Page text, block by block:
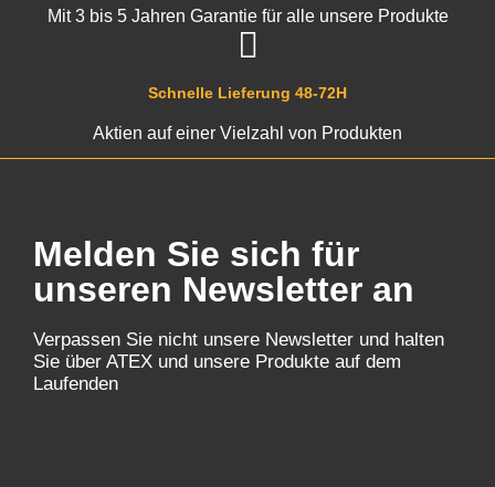
Schnelle Lieferung 48-72H
Aktien auf einer Vielzahl von Produkten
Mit 3 bis 5 Jahren Garantie für alle unsere Produkte
Melden Sie sich für
unseren Newsletter an
Verpassen Sie nicht unsere Newsletter und halten
Sie über ATEX und unsere Produkte auf dem
Laufenden